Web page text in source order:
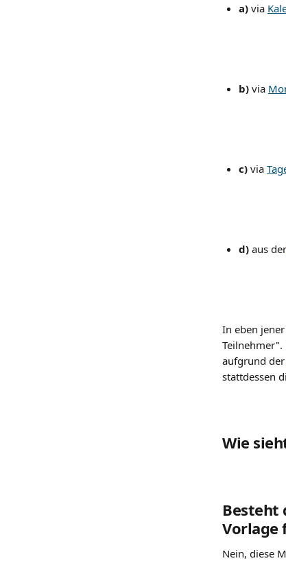
a) via
b) via
c) via
d) aus der
In eben
Teilnehmer".
aufgrund der
stattdessen
Wie
Besteht
Vorlage
Nein, diese